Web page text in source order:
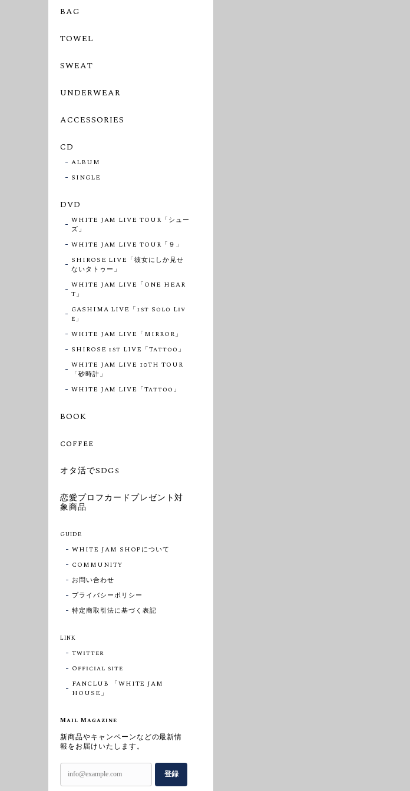
BAG
TOWEL
SWEAT
UNDERWEAR
ACCESSORIES
CD
ALBUM
SINGLE
DVD
WHITE JAM LIVE TOUR「シュー
ズ」
WHITE JAM LIVE TOUR「９」
SHIROSE LIVE「彼女にしか見せ
ないタトゥー」
WHITE JAM LIVE「ONE HEAR
T」
GASHIMA LIVE「1st Solo Liv
e」
WHITE JAM LIVE「MIRROR」
SHIROSE 1st LIVE「Tattoo」
WHITE JAM LIVE 10TH TOUR
「砂時計」
WHITE JAM LIVE「Tattoo」
BOOK
coffee
オタ活でSDGs
恋愛プロフカードプレゼント対
象商品
GUIDE
WHITE JAM SHOPについて
COMMUNITY
お問い合わせ
プライバシーポリシー
特定商取引法に基づく表記
LINK
Twitter
Official site
FANCLUB 「WHITE JAM
HOUSE」
Mail Magazine
新商品やキャンペーンなどの最新情
報をお届けいたします。
登録